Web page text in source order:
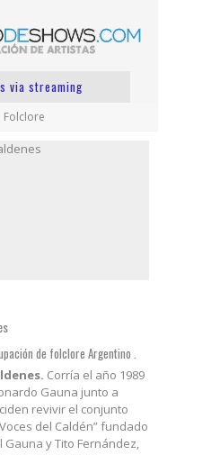
via streaming
Folclore
de folclore Argentino .
Corría el año 1989
Gauna junto a
revivir el conjunto
del Caldén” fundado
y Tito Fernández,